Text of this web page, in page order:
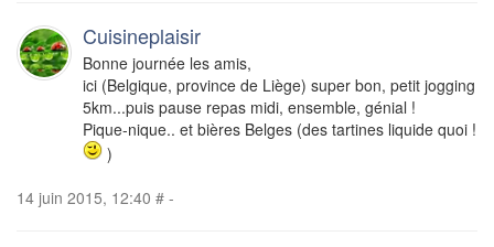
Cuisineplaisir
Bonne journée les amis,
ici (Belgique, province de Liège) super bon, petit jogging
5km...puis pause repas midi, ensemble, génial !
Pique-nique.. et bières Belges (des tartines liquide quoi !
)
14 juin 2015, 12:40 # -